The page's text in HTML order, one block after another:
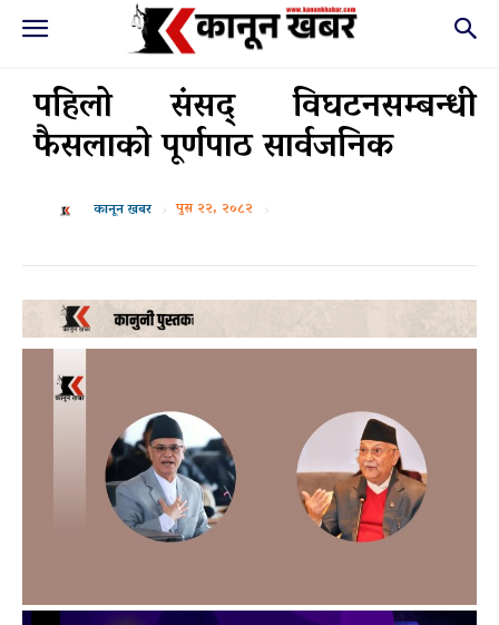
पहिलो संसद् विघटनसम्बन्धी
फैसलाको पूर्णपाठ सार्वजनिक
कानून खबर पुस २२, २०८२